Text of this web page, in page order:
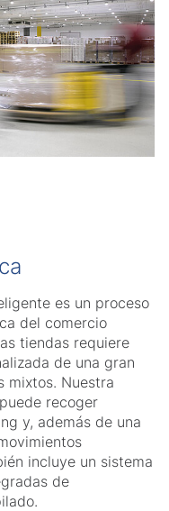
es un proceso
del comercio
tiendas requiere
de una gran
mixtos. Nuestra
puede recoger
y, además de una
incluye un sistema
de